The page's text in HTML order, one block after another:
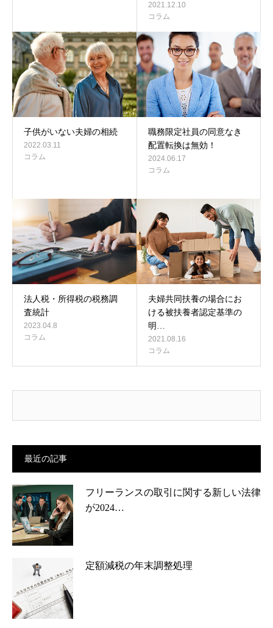
2021.12.10
コラム
子供がいない夫婦の相続
2022.03.11
コラム
職務限定社員の同意なき
配置転換は無効！
2024.06.17
コラム
法人税・所得税の税務調
査統計
2023.04.8
コラム
夫婦共同扶養の場合にお
ける被扶養者認定基準の
明…
2021.08.16
コラム
最近の記事
フリーランスの取引に関する新しい法律
が2024…
定額減税の年末調整処理